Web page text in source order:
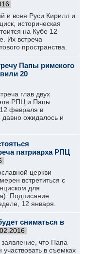
и всея Руси Кирилл и
историческая
на Кубе 12
Их встреча
пространства.
Папы римского
20
глав двух
РПЦ и Папы
12 февраля в
ожидалось и
патриарха РПЦ
церкви
встретиться с
для
Подписание
12 января.
сниматься в
что Папа
в съемках